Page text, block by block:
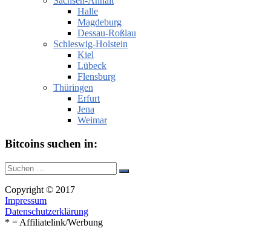
Halle
Magdeburg
Dessau-Roßlau
Schleswig-Holstein
Kiel
Lübeck
Flensburg
Thüringen
Erfurt
Jena
Weimar
Bitcoins suchen in:
Suche
nach:
Suchen
Copyright © 2017
Impressum
Datenschutzerklärung
* = Affiliatelink/Werbung